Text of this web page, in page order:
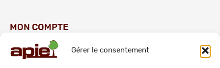
Gérer le consentement
MON COMPTE
Commandes